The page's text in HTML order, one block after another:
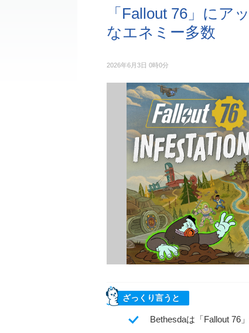
「Fallout 76」にア
なエネミー多数
2026年6月3日 0時0分
ざっくり言うと
Bethesdaは「Fallout 76